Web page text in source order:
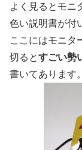
よく見るとモニ
色い説明書が付
ここにはモニタ
切るとすごい勢
書いてあります。